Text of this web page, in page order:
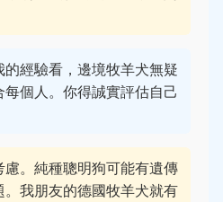
經驗看，邊境牧羊犬無疑
個人。你得誠實評估自己
。純種聰明狗可能有遺傳
我朋友的德國牧羊犬就有